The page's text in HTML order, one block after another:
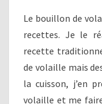
Le bouillon de
recettes. Je le
recette
de volaille mais
la cuisson, j’en
volaille et me